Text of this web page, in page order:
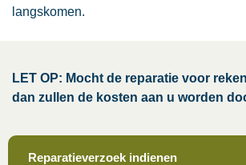
langskomen.
LET OP: Mocht de reparatie voor
dan zullen de kosten aan u worden
Reparatieverzoek indienen